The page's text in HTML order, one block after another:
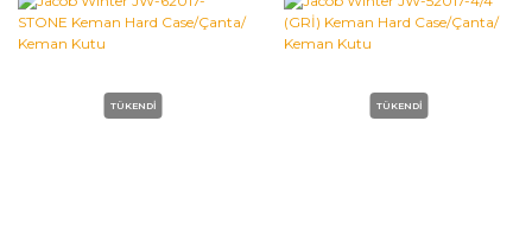
TÜKENDİ TÜKENDİ